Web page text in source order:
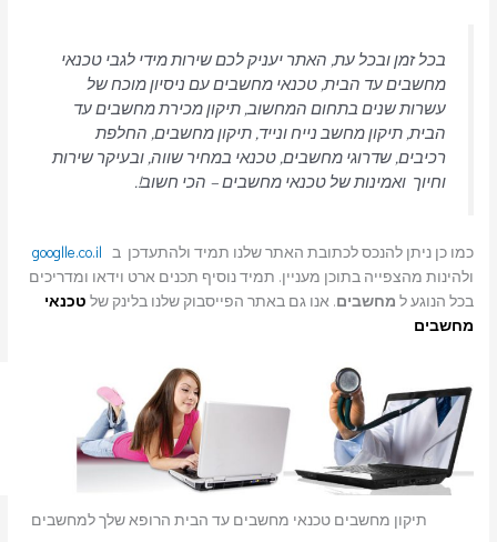
בכל זמן ובכל עת, האתר יעניק לכם שירות מידי לגבי טכנאי
מחשבים עד הבית, טכנאי מחשבים עם ניסיון מוכח של
עשרות שנים בתחום המחשוב, תיקון מכירת מחשבים עד
הבית, תיקון מחשב נייח ונייד, תיקון מחשבים, החלפת
רכיבים, שדרוגי מחשבים, טכנאי במחיר שווה, ובעיקר שירות
וחיוך ואמינות של טכנאי מחשבים – הכי חשוב!.
כמו כן ניתן להנכס לכתובת האתר שלנו תמיד ולהתעדכן בgooglle.co.il
ולהינות מהצפייה בתוכן מעניין. תמיד נוסיף תכנים ארט וידאו ומדריכים
בכל הנוגע למחשבים. אנו גם באתר הפייסבוק שלנו בלינק שלטכנאי
מחשבים
תיקון מחשבים טכנאי מחשבים עד הבית הרופא שלך למחשבים